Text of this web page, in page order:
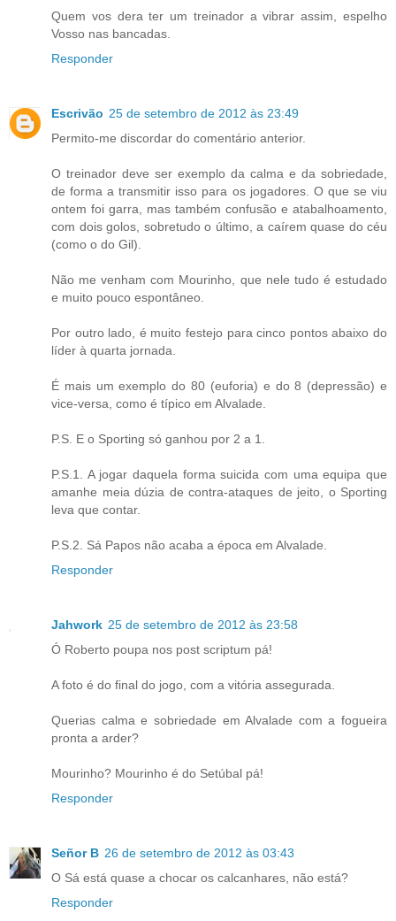
Quem vos dera ter um treinador a vibrar assim, espelho
Vosso nas bancadas.
Responder
Escrivão 25 de setembro de 2012 às 23:49
Permito-me discordar do comentário anterior.
O treinador deve ser exemplo da calma e da sobriedade,
de forma a transmitir isso para os jogadores. O que se viu
ontem foi garra, mas também confusão e atabalhoamento,
com dois golos, sobretudo o último, a caírem quase do céu
(como o do Gil).
Não me venham com Mourinho, que nele tudo é estudado
e muito pouco espontâneo.
Por outro lado, é muito festejo para cinco pontos abaixo do
líder à quarta jornada.
É mais um exemplo do 80 (euforia) e do 8 (depressão) e
vice-versa, como é típico em Alvalade.
P.S. E o Sporting só ganhou por 2 a 1.
P.S.1. A jogar daquela forma suicida com uma equipa que
amanhe meia dúzia de contra-ataques de jeito, o Sporting
leva que contar.
P.S.2. Sá Papos não acaba a época em Alvalade.
Responder
Jahwork 25 de setembro de 2012 às 23:58
Ó Roberto poupa nos post scriptum pá!
A foto é do final do jogo, com a vitória assegurada.
Querias calma e sobriedade em Alvalade com a fogueira
pronta a arder?
Mourinho? Mourinho é do Setúbal pá!
Responder
Señor B 26 de setembro de 2012 às 03:43
O Sá está quase a chocar os calcanhares, não está?
Responder